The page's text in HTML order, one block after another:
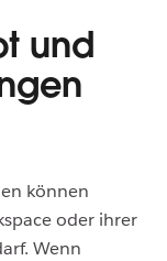
und
können
oder ihrer
Wenn